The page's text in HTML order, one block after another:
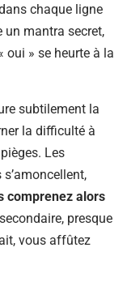
chaque ligne
un mantra secret,
oui » se heurte à la
subtilement la
la difficulté à
Les
comprenez alors
presque
vous affûtez